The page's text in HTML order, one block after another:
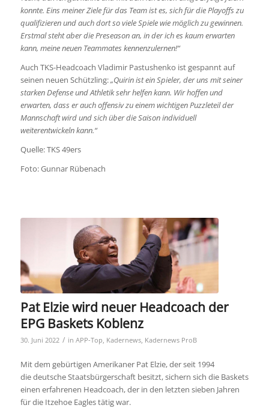
konnte. Eins meiner Ziele für das Team ist es, sich für die Playoffs zu
qualifizieren und auch dort so viele Spiele wie möglich zu gewinnen.
Erstmal steht aber die Preseason an, in der ich es kaum erwarten
kann, meine neuen Teammates kennenzulernen!“
Auch TKS-Headcoach Vladimir Pastushenko ist gespannt auf
seinen neuen Schützling:„Quirin ist ein Spieler, der uns mit seiner
starken Defense und Athletik sehr helfen kann. Wir hoffen und
erwarten, dass er auch offensiv zu einem wichtigen Puzzleteil der
Mannschaft wird und sich über die Saison individuell
weiterentwickeln kann.“
Quelle: TKS 49ers
Foto: Gunnar Rübenach
Pat Elzie wird neuer Headcoach der
EPG Baskets Koblenz
30. Juni 2022 / in APP-Top, Kadernews, Kadernews ProB
Mit dem gebürtigen Amerikaner Pat Elzie, der seit 1994
die deutsche Staatsbürgerschaft besitzt, sichern sich die Baskets
einen erfahrenen Headcoach, der in den letzten sieben Jahren
für die Itzehoe Eagles tätig war.